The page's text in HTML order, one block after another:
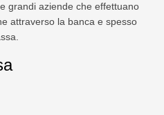
grandi aziende che effettuano
attraverso la banca e spesso